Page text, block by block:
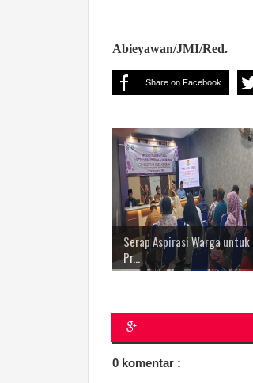
Abieyawan/JMI/Red.
Share on Facebook
Serap Aspirasi Warga untuk
Pr...
0 komentar :